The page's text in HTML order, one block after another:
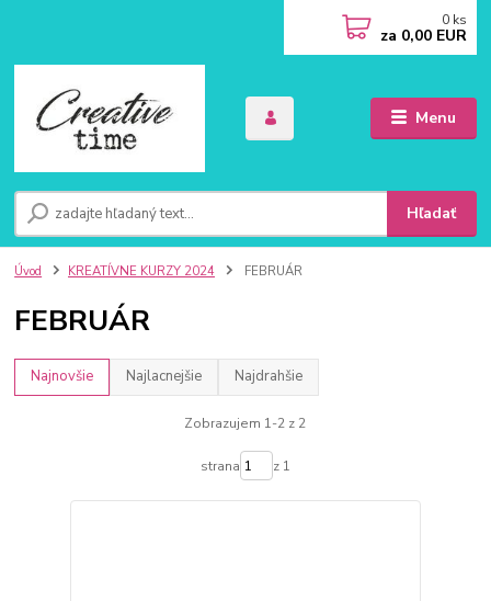
Menu
Hľadať
0 ks
za 0,00 EUR
Úvod KREATÍVNE KURZY 2024 FEBRUÁR
FEBRUÁR
Najnovšie Najlacnejšie Najdrahšie
Zobrazujem 1-2 z 2
strana z 1